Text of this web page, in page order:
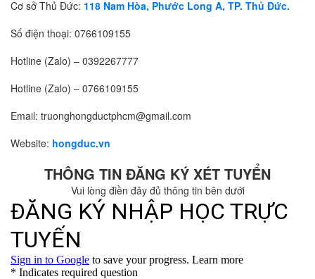
Cơ sở Thủ Đức: 118 Nam Hòa, Phước Long A, TP. Thủ Đức.
Số điện thoại: 0766109155
Hotline (Zalo) – 0392267777
Hotline (Zalo) – 0766109155
Email: truonghongductphcm@gmail.com
Website: hongduc.vn
THÔNG TIN ĐĂNG KÝ XÉT TUYỂN
Vui lòng điền đây đủ thông tin bên dưới